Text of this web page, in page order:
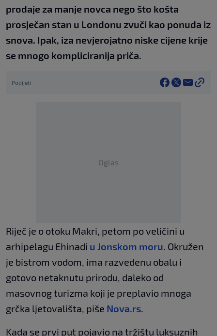
prodaje za manje novca nego što košta
prosječan stan u Londonu zvuči kao ponuda iz
snova. Ipak, iza nevjerojatno niske cijene krije
se mnogo kompliciranija priča.
Podijeli
Oglas
Riječ je o otoku Makri, petom po veličini u
arhipelagu Ehinadi u Jonskom moru. Okružen
je bistrom vodom, ima razvedenu obalu i
gotovo netaknutu prirodu, daleko od
masovnog turizma koji je preplavio mnoga
grčka ljetovališta, piše Nova.rs.
Kada se prvi put pojavio na tržištu luksuznih